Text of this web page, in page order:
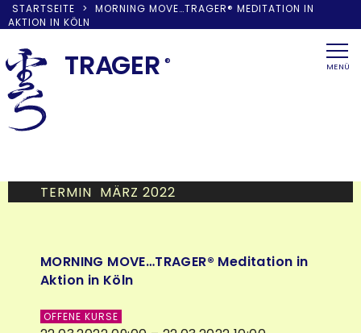
STARTSEITE >
MORNING MOVE…TRAGER® MEDITATION IN
AKTION IN KÖLN
to
content
TRAGER ® MENÜ
TERMIN MÄRZ 2022
MORNING MOVE…TRAGER® Meditation in
Aktion in Köln
OFFENE KURSE